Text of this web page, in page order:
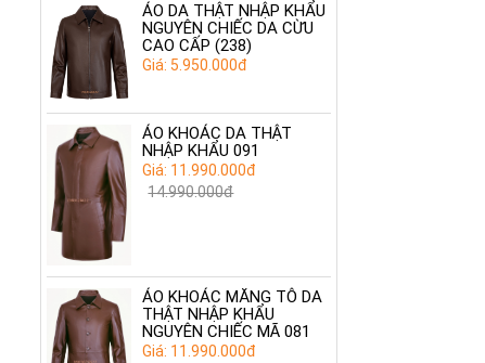
ÁO DA THẬT NHẬP KHẨU
NGUYÊN CHIẾC DA CỪU
CAO CẤP (238)
Giá: 5.950.000đ
ÁO KHOÁC DA THẬT
NHẬP KHẨU 091
Giá: 11.990.000đ
14.990.000đ
ÁO KHOÁC MĂNG TÔ DA
THẬT NHẬP KHẨU
NGUYÊN CHIẾC MÃ 081
Giá: 11.990.000đ